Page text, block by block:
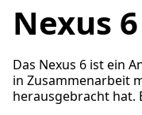
Nexus
Das Nexus 6 ist ein
in Zusammenarbeit
herausgebracht hat.